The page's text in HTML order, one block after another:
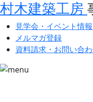
村木建築工房
見学会・イベント情報
メルマガ登録
資料請求・お問い合